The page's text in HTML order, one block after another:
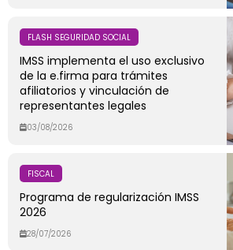
FLASH SEGURIDAD SOCIAL
IMSS implementa el uso exclusivo
de la e.firma para trámites
afiliatorios y vinculación de
representantes legales
03/08/2026
FISCAL
Programa de regularización IMSS
2026
28/07/2026